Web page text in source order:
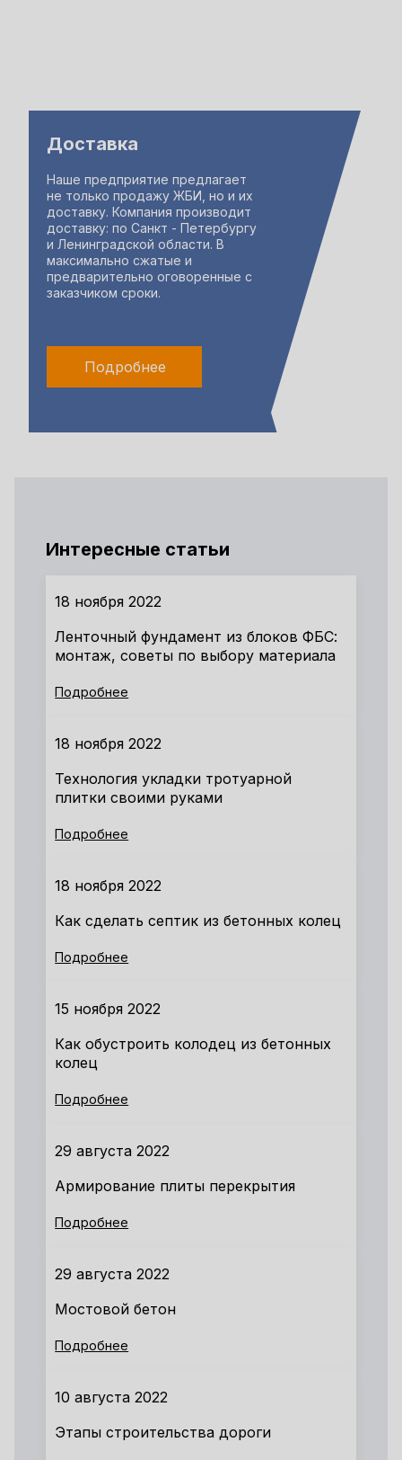
Доставка
Наше предприятие предлагает
не только продажу ЖБИ, но и их
доставку. Компания производит
доставку: по Санкт - Петербургу
и Ленинградской области. В
максимально сжатые и
предварительно оговоренные с
заказчиком сроки.
Подробнее
Интересные статьи
18 ноября 2022
Ленточный фундамент из блоков ФБС:
монтаж, советы по выбору материала
Подробнее
18 ноября 2022
Технология укладки тротуарной
плитки своими руками
Подробнее
18 ноября 2022
Как сделать септик из бетонных колец
Подробнее
15 ноября 2022
Как обустроить колодец из бетонных
колец
Подробнее
29 августа 2022
Армирование плиты перекрытия
Подробнее
29 августа 2022
Мостовой бетон
Подробнее
10 августа 2022
Этапы строительства дороги